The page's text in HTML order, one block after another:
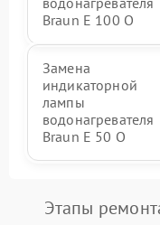
Braun E 100 O
Замена
индикаторной
лампы
водонагревателя
Braun E 50 O
Этапы